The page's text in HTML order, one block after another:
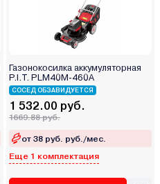
Газонокосилка аккумуляторная
P.I.T. PLM40M-460A
СОСЕД ОБЗАВИДУЕТСЯ
1 532.00 руб.
1669.88 руб.
от 38 руб. руб./мес.
Еще 1 комплектация